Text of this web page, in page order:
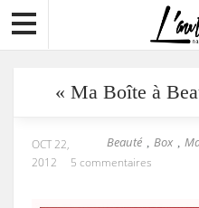
« Ma Boîte à
Beauté , Box ,
OCT 22,
2012
5 commentaires